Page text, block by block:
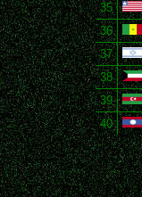
35
36
37
38
39
40